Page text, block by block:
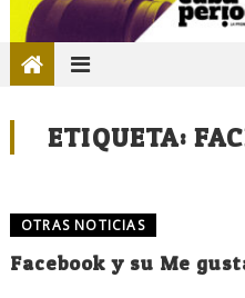
ETIQUETA:
OTRAS NOTICIAS
Facebook y su Me